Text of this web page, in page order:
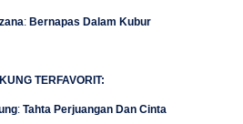
: Bernapas Dalam Kubur
TERFAVORIT:
: Tahta Perjuangan Dan Cinta